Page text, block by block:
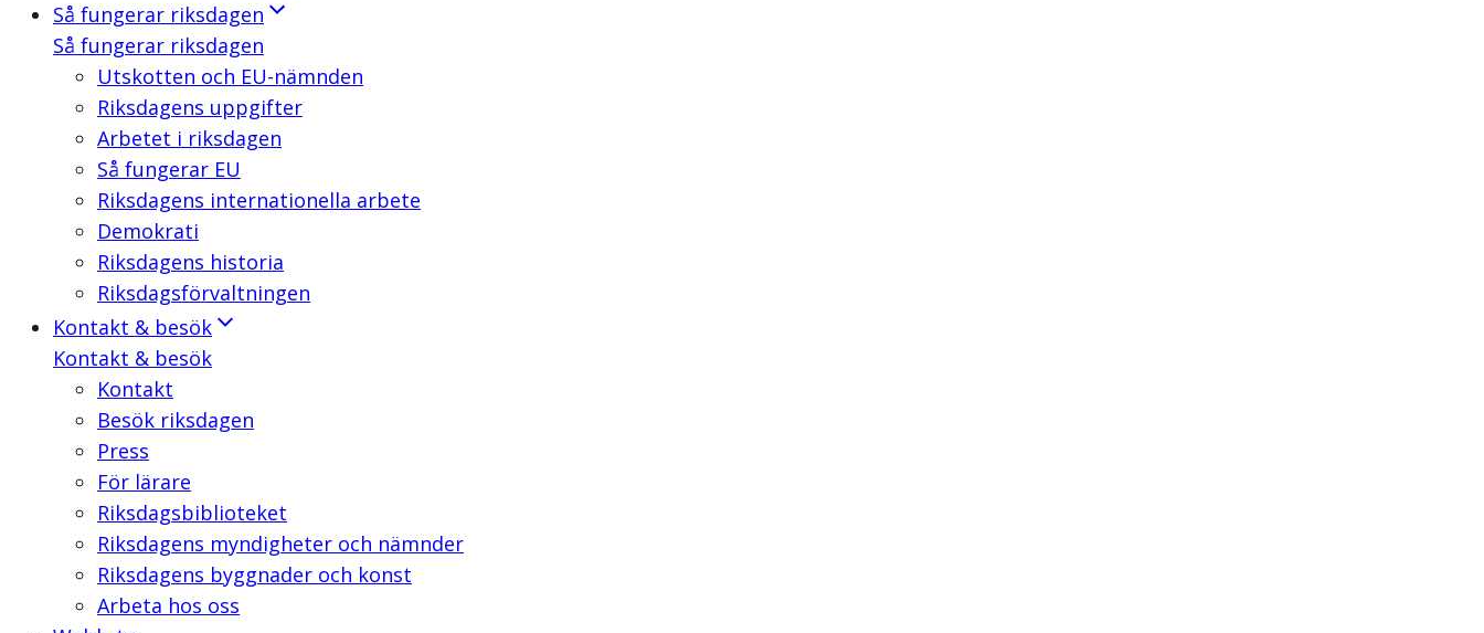
Så fungerar riksdagen
Så fungerar riksdagen
Utskotten och EU-nämnden
Riksdagens uppgifter
Arbetet i riksdagen
Så fungerar EU
Riksdagens internationella arbete
Demokrati
Riksdagens historia
Riksdagsförvaltningen
Kontakt & besök
Kontakt & besök
Kontakt
Besök riksdagen
Press
För lärare
Riksdagsbiblioteket
Riksdagens myndigheter och nämnder
Riksdagens byggnader och konst
Arbeta hos oss